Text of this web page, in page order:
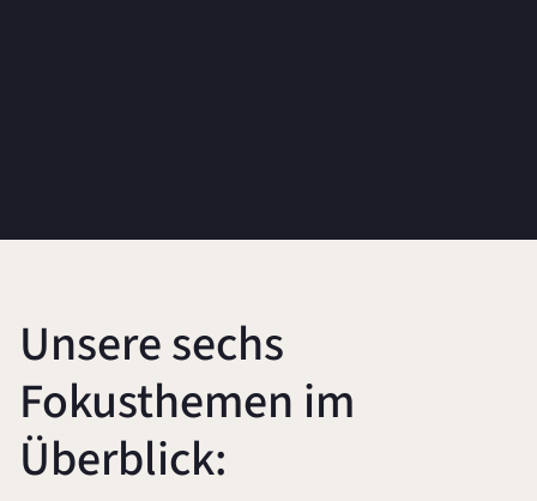
Unsere sechs
Fokusthemen im
Überblick: